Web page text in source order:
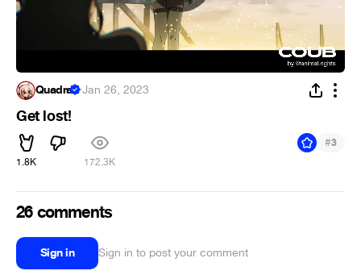
Quadra ·Jan 26, 2023
Get lost!
1.8K 172.3K
#3
26 comments
Sign in Sign in to post your comment